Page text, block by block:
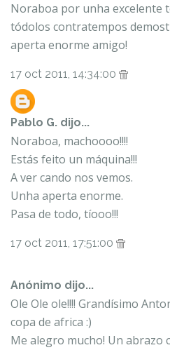
Noraboa por unha excelente
tódolos contratempos
aperta enorme amigo!
17 oct 2011, 14:34:00
Pablo G. dijo...
Noraboa, machoooo!!!!
Estás feito un máquina!!!
A ver cando nos vemos.
Unha aperta enorme.
Pasa de todo, tíooo!!!
17 oct 2011, 17:51:00
Anónimo dijo...
Ole Ole ole!!!! Grandísimo
copa de africa :)
Me alegro mucho! Un abrazo